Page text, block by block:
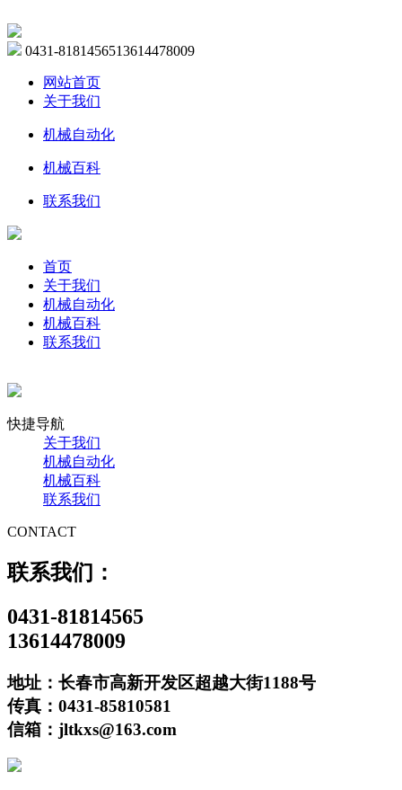
0431-8181456513614478009
网站首页
关于我们
机械自动化
机械百科
联系我们
首页
关于我们
机械自动化
机械百科
联系我们
快捷导航
关于我们
机械自动化
机械百科
联系我们
CONTACT
联系我们：
0431-81814565
13614478009
地址：长春市高新开发区超越大街1188号
传真：0431-85810581
信箱：jltkxs@163.com